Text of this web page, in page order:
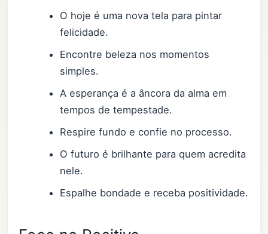
O hoje é uma nova tela para pintar
felicidade.
Encontre beleza nos momentos
simples.
A esperança é a âncora da alma em
tempos de tempestade.
Respire fundo e confie no processo.
O futuro é brilhante para quem acredita
nele.
Espalhe bondade e receba positividade.